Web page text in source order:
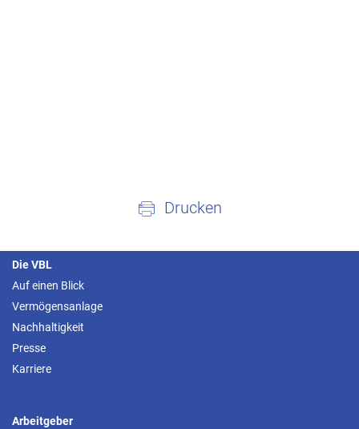
Drucken
Die VBL
Auf einen Blick
Vermögensanlage
Nachhaltigkeit
Presse
Karriere
Arbeitgeber